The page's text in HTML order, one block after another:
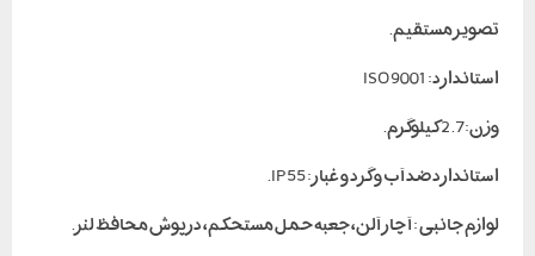
تصویر مستقیم.
استاندارد: ISO 9001
وزن:2.7 کیلوگرم.
استاندارد ضد آب و گرد و غبار: IP55.
لوازم جانبی : آچار آلن، جعبه حمل مستحکم، درپوش محافظ لنز.